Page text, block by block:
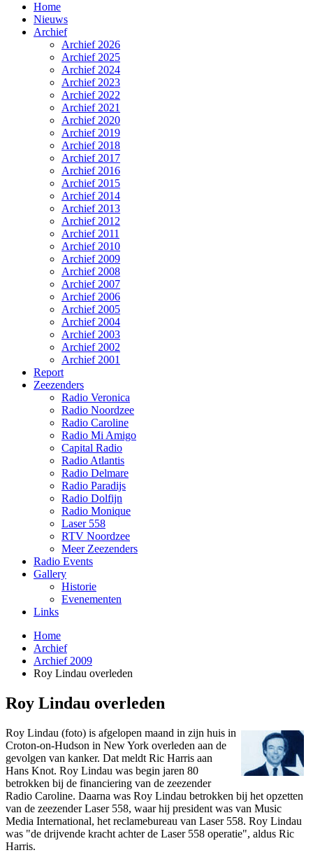
Home
Nieuws
Archief
Archief 2026
Archief 2025
Archief 2024
Archief 2023
Archief 2022
Archief 2021
Archief 2020
Archief 2019
Archief 2018
Archief 2017
Archief 2016
Archief 2015
Archief 2014
Archief 2013
Archief 2012
Archief 2011
Archief 2010
Archief 2009
Archief 2008
Archief 2007
Archief 2006
Archief 2005
Archief 2004
Archief 2003
Archief 2002
Archief 2001
Report
Zeezenders
Radio Veronica
Radio Noordzee
Radio Caroline
Radio Mi Amigo
Capital Radio
Radio Atlantis
Radio Delmare
Radio Paradijs
Radio Dolfijn
Radio Monique
Laser 558
RTV Noordzee
Meer Zeezenders
Radio Events
Gallery
Historie
Evenementen
Links
Home
Archief
Archief 2009
Roy Lindau overleden
Roy Lindau overleden
Roy Lindau (foto) is afgelopen maand in zijn huis in
Croton-on-Hudson in New York overleden aan de
gevolgen van kanker. Dat meldt Ric Harris aan
Hans Knot. Roy Lindau was begin jaren 80
betrokken bij de financiering van de zeezender
Radio Caroline. Daarna was Roy Lindau betrokken bij het opzetten
van de zeezender Laser 558, waar hij president was van Music
Media International, het reclamebureau van Laser 558. Roy Lindau
was "de drijvende kracht achter de Laser 558 operatie", aldus Ric
Harris.